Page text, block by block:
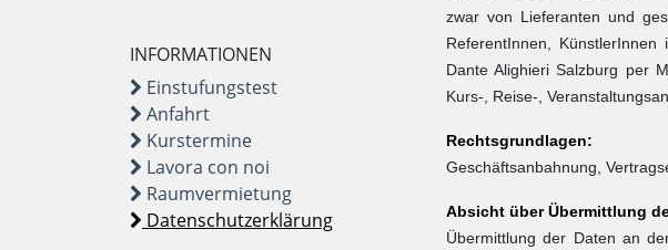
INFORMATIONEN
Einstufungstest
Anfahrt
Kurstermine
Lavora con noi
Raumvermietung
Datenschutzerklärung
zwar von Lieferanten und
ReferentInnen,
Dante Alighieri Salzburg per
Kurs-, Reise-,
Rechtsgrundlagen:
Geschäftsanbahnung,
Absicht über Übermittlung
Übermittlung der Daten an